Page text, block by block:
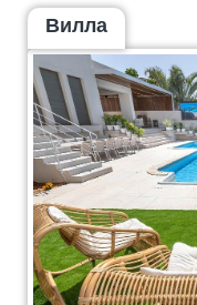
Вилла